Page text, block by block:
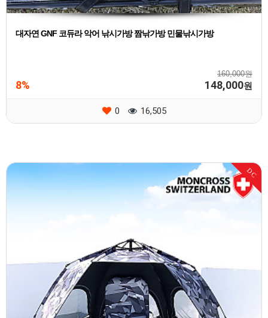
대자연 GNF 코듀라 악어 낚시가방 짬낚가방 민물낚시가방
160,000원
8% 148,000원
0 16,505
DC